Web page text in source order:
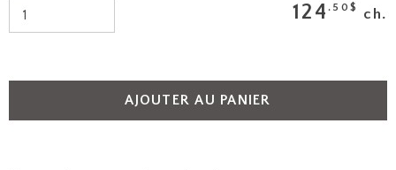
124.50$ ch.
AJOUTER AU PANIER